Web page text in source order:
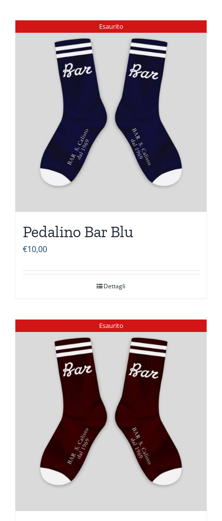
Esaurito
Pedalino Bar Blu
€10,00
Dettagli
Esaurito